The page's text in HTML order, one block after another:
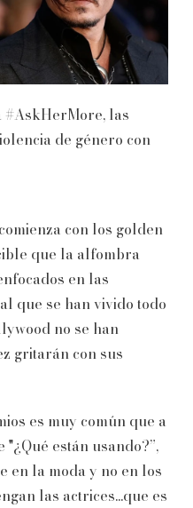
#AskHerMore, las
de género con
con los golden
que la alfombra
en las
que se han vivido todo
no se han
gritarán con sus
es muy común que a
están usando?”,
en la moda y no en los
las actrices...que es